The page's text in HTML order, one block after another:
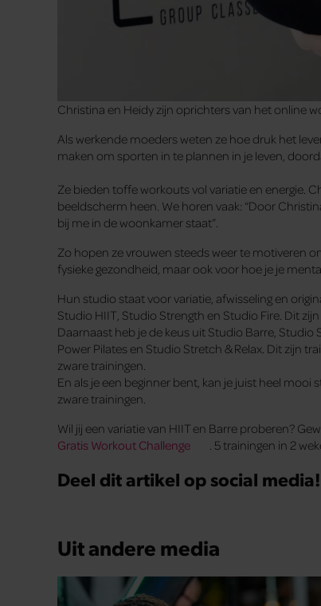
Christina en Heidy zijn oprichters van het online
Als werkende moeders weten ze hoe druk het
maken om sporten in te plannen in je leven,
Ze bieden toffe workouts vol variatie en energie.
beeldscherm heen. We horen vaak: “Door
bij me in de woonkamer staat”.
Zo hopen ze vrouwen steeds weer te motiveren
fysieke gezondheid, maar ook voor hoe je je
Hun studio staat voor variatie, afwisseling en
Studio HIIT, Studio Strength en Studio Fire. Dit
Daarnaast heb je de keus uit Studio Barre,
Power Pilates en Studio Stretch & Relax. Dit zijn
zware trainingen.
En als je een beginner bent, kan je juist heel
zware trainingen.
Wil jij een variatie van HIIT en Barre proberen?
Gratis Workout Challenge
. 5 trainingen in 2
Deel dit artikel op social media!
Uit andere media